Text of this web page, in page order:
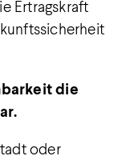
Ertragskraft
die
oder